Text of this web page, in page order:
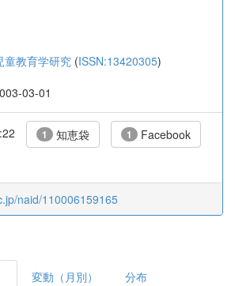
童教育学研究 (ISSN:13420305)
03-01
1 知恵袋 1 Facebook
naid/110006159165
変動（月別） 分布